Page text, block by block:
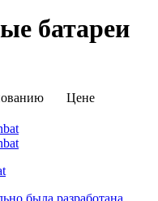
батареи
Цене
была разработана